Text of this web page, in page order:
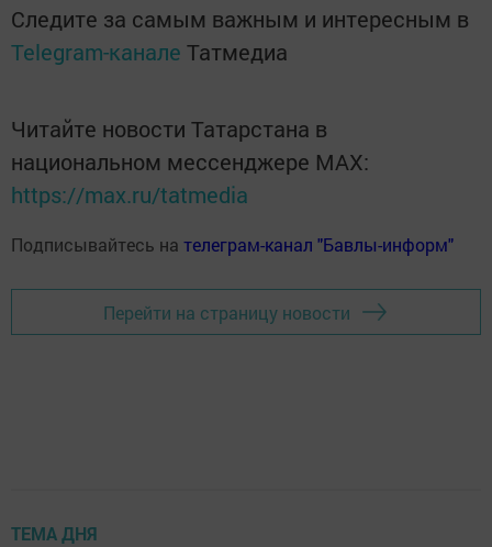
Следите за самым важным и интересным в
Telegram-канале Татмедиа
Читайте новости Татарстана в
национальном мессенджере MАХ:
https://max.ru/tatmedia
Подписывайтесь на телеграм-канал "Бавлы-информ"
Перейти на страницу новости
ТЕМА ДНЯ